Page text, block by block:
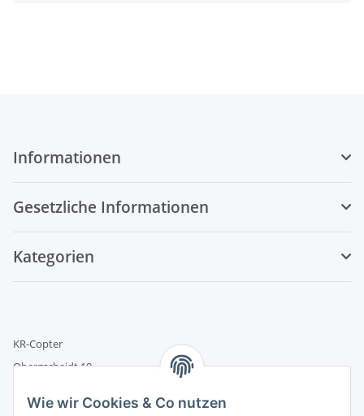
Wie wir Cookies & Co nutzen
Informationen
Gesetzliche Informationen
Kategorien
KR-Copter
Obergschaidt 10